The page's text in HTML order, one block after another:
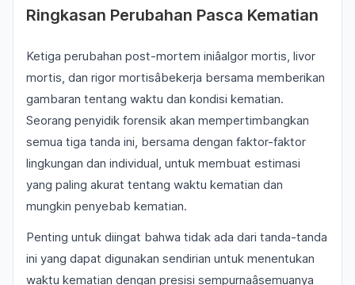
Ringkasan Perubahan Pasca Kematian
Ketiga perubahan post-mortem iniâalgor mortis, livor
mortis, dan rigor mortisâbekerja bersama memberikan
gambaran tentang waktu dan kondisi kematian.
Seorang penyidik forensik akan mempertimbangkan
semua tiga tanda ini, bersama dengan faktor-faktor
lingkungan dan individual, untuk membuat estimasi
yang paling akurat tentang waktu kematian dan
mungkin penyebab kematian.
Penting untuk diingat bahwa tidak ada dari tanda-tanda
ini yang dapat digunakan sendirian untuk menentukan
waktu kematian dengan presisi sempurnaâsemuanya